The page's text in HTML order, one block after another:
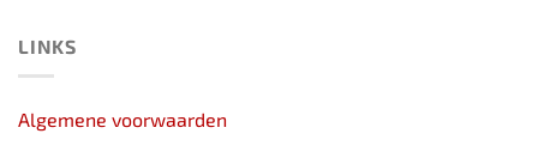
LINKS
Algemene voorwaarden